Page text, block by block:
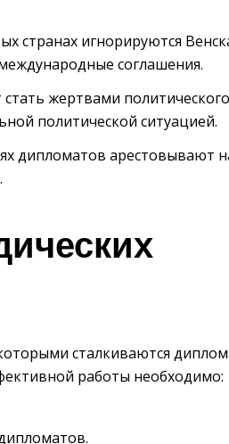
странах игнорируются
соглашения.
жертвами политического
политической ситуацией.
дипломатов арестовывают
сталкиваются
работы необходимо: